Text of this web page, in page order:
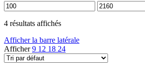
Prix
min
Prix
max
4 résultats affichés
Afficher la barre latérale
Afficher9 12 18 24